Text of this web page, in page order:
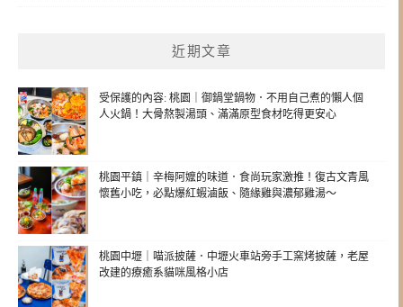
近期文章
受保護的內容: 桃園｜御鍋堂鍋物．不用自己煮的懶人個
人火鍋！大骨熬製湯頭、滿滿原型食材吃得更安心
桃園平鎮｜辛梅阿嬤的味道．食尚玩家激推！復古文青風
懷舊小吃，必點爆紅蝦滷飯、隨緣雞與濃郁雞湯～
桃園中壢｜喵派披薩．中壢火車站旁手工窯烤披薩，老屋
改建的療癒系貓咪風格小店